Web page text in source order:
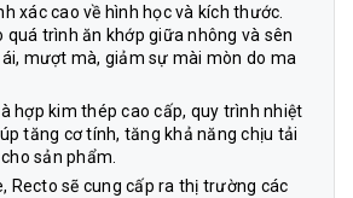
xác cao về hình học và kích thước.
quá trình ăn khớp giữa nhông và sên
mượt mà, giảm sự mài mòn do ma
hợp kim thép cao cấp, quy trình nhiệt
tăng cơ tính, tăng khả năng chịu tải
sản phẩm.
Recto sẽ cung cấp ra thị trường các